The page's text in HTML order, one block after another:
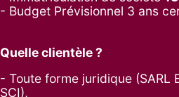
- Budget Prévisionnel 3 ans
Quelle clientèle ?
- Toute forme juridique (SARL
SCI),